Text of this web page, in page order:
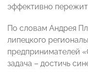
эффективно
По словам Андрея
липецкого
предпринимателей
задача – достичь